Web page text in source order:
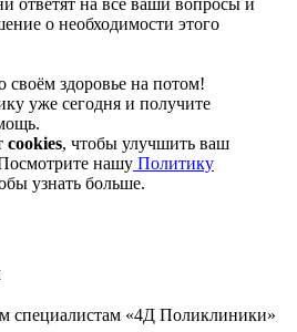
о необходимости этого
своём здоровье на потом!
уже сегодня и получите
cookies, чтобы улучшить ваш
нашу Политику
узнать больше.
специалистам «4Д Поликлиники»